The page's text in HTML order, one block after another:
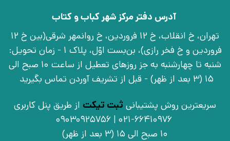
آدرس دفتر مرکز شهر کباب و کتاب
تهران، خ انقلاب، خ 12 فروردین، خ روانمهر شرقی(بین خ 12
فروردین و خ فخر رازی)، بن‌بست اوّل، پلاک 1 - زمان تحویل:
شنبه تا چهارشنبه به جز روزهای تعطیل از ساعت 10 صبح الی
15 (3 بعد از ظهر) - قبل از تشریف آوردن تماس بگیرید
سریعترین روش پشتیبانی ثبت تیکت از طریق پنل کاربری
021-66410976 | 09030925756
10 صبح الی 15 (3 بعد از ظهر)